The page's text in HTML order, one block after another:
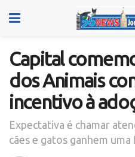
Capital
dos Animais
incentivo à
Expectativa é chamar
cães e gatos ganhem uma